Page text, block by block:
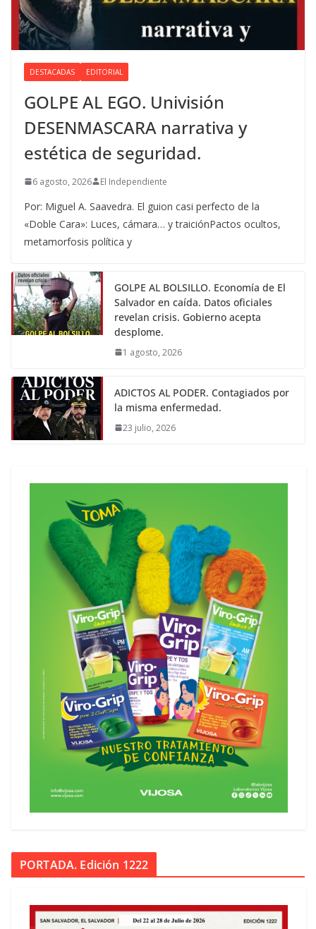
DESTACADAS EDITORIAL
GOLPE AL EGO. Univisión
DESENMASCARA narrativa y
estética de seguridad.
6 agosto, 2026 El Independiente
Por: Miguel A. Saavedra. El guion casi perfecto de la
«Doble Cara»: Luces, cámara… y traiciónPactos ocultos,
metamorfosis política y
GOLPE AL BOLSILLO. Economía de El
Salvador en caída. Datos oficiales
revelan crisis. Gobierno acepta
desplome.
1 agosto, 2026
ADICTOS AL PODER. Contagiados por
la misma enfermedad.
23 julio, 2026
PORTADA. Edición 1222